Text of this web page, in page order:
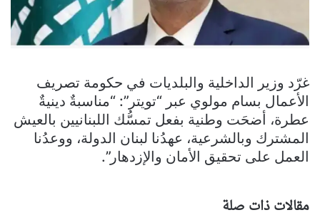
غرّد وزير الداخلية والبلديات في حكومة تصريف
الأعمال بسام مولوي عبر “تويتر”: “مناسبةٌ دينيةٌ
عطرة، أضحَت وطنية بفعل تمسُّك اللبنانيين بالعيش
المشترك وبالشرعية، عهدُنا لبنان الدولة، ووعدُنا
العمل على تحقيق الأمان والإزدهار”.
مقالات ذات صلة